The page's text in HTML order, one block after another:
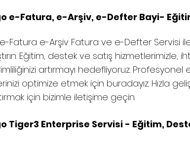
e-Fatura, e-Arşiv, e-Defter Bayi-
Fatura e-Arşiv Fatura ve e-Defter Servisi
Eğitim, destek ve satış hizmetlerimizle,
artırmayı hedefliyoruz. Profesyonel
optimize etmek için buradayız. Hızla
için bizimle iletişime geçin.
Tiger3 Enterprise Servisi - Eğitim,